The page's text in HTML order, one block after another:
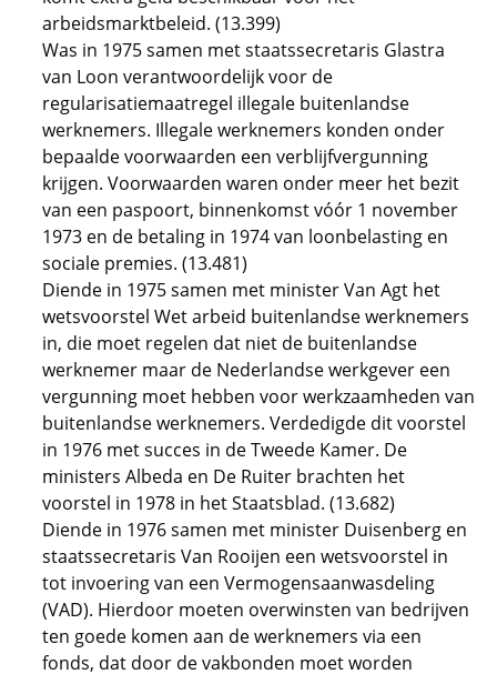
arbeidsmarktbeleid. (13.399)
Was in 1975 samen met staatssecretaris Glastra
van Loon verantwoordelijk voor de
regularisatiemaatregel illegale buitenlandse
werknemers. Illegale werknemers konden onder
bepaalde voorwaarden een verblijfvergunning
krijgen. Voorwaarden waren onder meer het bezit
van een paspoort, binnenkomst vóór 1 november
1973 en de betaling in 1974 van loonbelasting en
sociale premies. (13.481)
Diende in 1975 samen met minister Van Agt het
wetsvoorstel Wet arbeid buitenlandse werknemers
in, die moet regelen dat niet de buitenlandse
werknemer maar de Nederlandse werkgever een
vergunning moet hebben voor werkzaamheden van
buitenlandse werknemers. Verdedigde dit voorstel
in 1976 met succes in de Tweede Kamer. De
ministers Albeda en De Ruiter brachten het
voorstel in 1978 in het Staatsblad. (13.682)
Diende in 1976 samen met minister Duisenberg en
staatssecretaris Van Rooijen een wetsvoorstel in
tot invoering van een Vermogensaanwasdeling
(VAD). Hierdoor moeten overwinsten van bedrijven
ten goede komen aan de werknemers via een
fonds, dat door de vakbonden moet worden